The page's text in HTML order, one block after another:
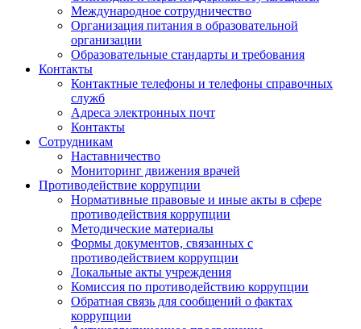
Международное сотрудничество
Организация питания в образовательной
организации
Образовательные стандарты и требования
Контакты
Контактные телефоны и телефоны справочных
служб
Адреса электронных почт
Контакты
Сотрудникам
Наставничество
Мониторинг движения врачей
Противодействие коррупции
Нормативные правовые и иные акты в сфере
противодействия коррупции
Методические материалы
Формы документов, связанных с
противодействием коррупции
Локальные акты учреждения
Комиссия по противодействию коррупции
Обратная связь для сообщений о фактах
коррупции